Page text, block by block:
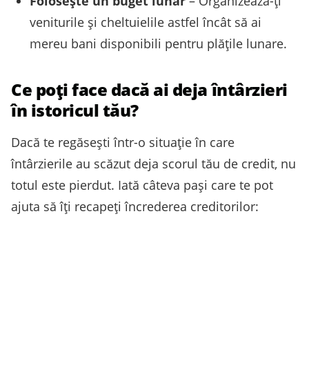
veniturile și cheltuielile astfel încât să ai
mereu bani disponibili pentru plățile lunare.
Ce poți face dacă ai deja întârzieri
în istoricul tău?
Dacă te regăsești într-o situație în care
întârzierile au scăzut deja scorul tău de credit, nu
totul este pierdut. Iată câteva pași care te pot
ajuta să îți recapeți încrederea creditorilor: